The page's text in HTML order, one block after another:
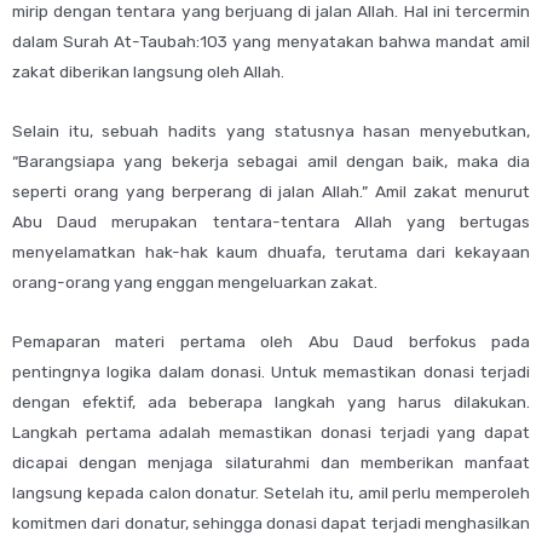
mirip dengan tentara yang berjuang di jalan Allah. Hal ini tercermin
dalam Surah At-Taubah:103 yang menyatakan bahwa mandat amil
zakat diberikan langsung oleh Allah.
Selain itu, sebuah hadits yang statusnya hasan menyebutkan,
“Barangsiapa yang bekerja sebagai amil dengan baik, maka dia
seperti orang yang berperang di jalan Allah.” Amil zakat menurut
Abu Daud merupakan tentara-tentara Allah yang bertugas
menyelamatkan hak-hak kaum dhuafa, terutama dari kekayaan
orang-orang yang enggan mengeluarkan zakat.
Pemaparan materi pertama oleh Abu Daud berfokus pada
pentingnya logika dalam donasi. Untuk memastikan donasi terjadi
dengan efektif, ada beberapa langkah yang harus dilakukan.
Langkah pertama adalah memastikan donasi terjadi yang dapat
dicapai dengan menjaga silaturahmi dan memberikan manfaat
langsung kepada calon donatur. Setelah itu, amil perlu memperoleh
komitmen dari donatur, sehingga donasi dapat terjadi menghasilkan